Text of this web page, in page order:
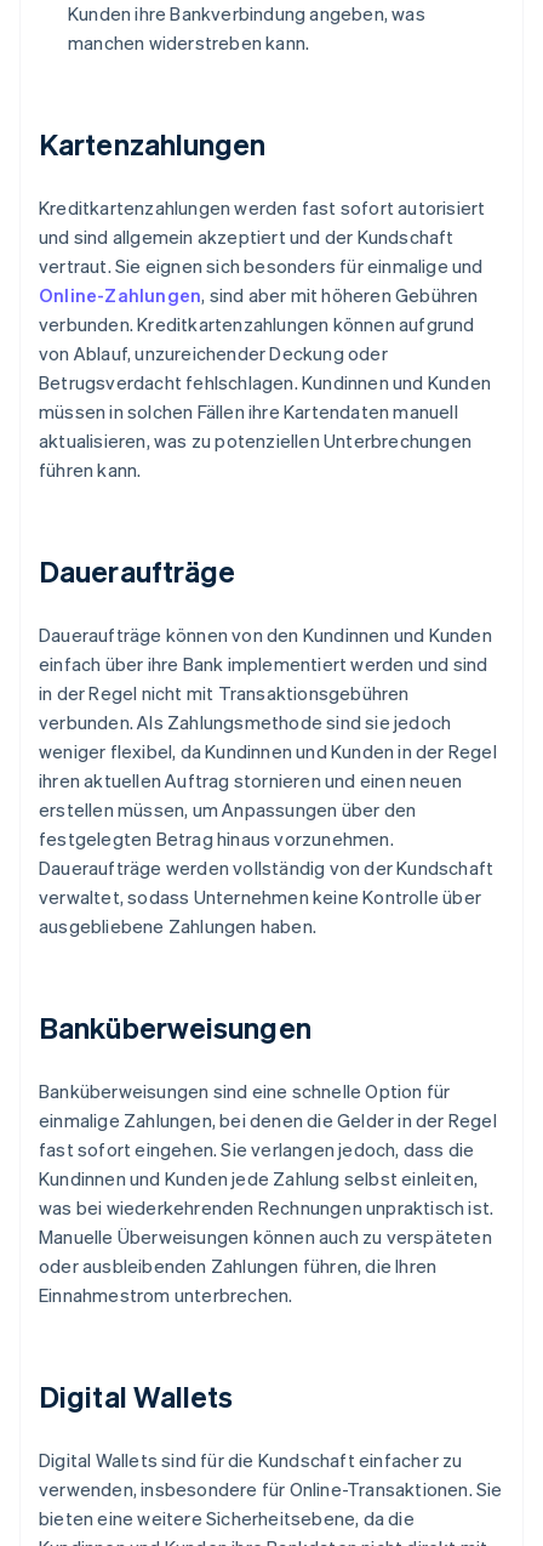
Kunden ihre Bankverbindung angeben, was
manchen widerstreben kann.
Kartenzahlungen
Kreditkartenzahlungen werden fast sofort autorisiert
und sind allgemein akzeptiert und der Kundschaft
vertraut. Sie eignen sich besonders für einmalige und
Online-Zahlungen, sind aber mit höheren Gebühren
verbunden. Kreditkartenzahlungen können aufgrund
von Ablauf, unzureichender Deckung oder
Betrugsverdacht fehlschlagen. Kundinnen und Kunden
müssen in solchen Fällen ihre Kartendaten manuell
aktualisieren, was zu potenziellen Unterbrechungen
führen kann.
Daueraufträge
Daueraufträge können von den Kundinnen und Kunden
einfach über ihre Bank implementiert werden und sind
in der Regel nicht mit Transaktionsgebühren
verbunden. Als Zahlungsmethode sind sie jedoch
weniger flexibel, da Kundinnen und Kunden in der Regel
ihren aktuellen Auftrag stornieren und einen neuen
erstellen müssen, um Anpassungen über den
festgelegten Betrag hinaus vorzunehmen.
Daueraufträge werden vollständig von der Kundschaft
verwaltet, sodass Unternehmen keine Kontrolle über
ausgebliebene Zahlungen haben.
Banküberweisungen
Banküberweisungen sind eine schnelle Option für
einmalige Zahlungen, bei denen die Gelder in der Regel
fast sofort eingehen. Sie verlangen jedoch, dass die
Kundinnen und Kunden jede Zahlung selbst einleiten,
was bei wiederkehrenden Rechnungen unpraktisch ist.
Manuelle Überweisungen können auch zu verspäteten
oder ausbleibenden Zahlungen führen, die Ihren
Einnahmestrom unterbrechen.
Digital Wallets
Digital Wallets sind für die Kundschaft einfacher zu
verwenden, insbesondere für Online-Transaktionen. Sie
bieten eine weitere Sicherheitsebene, da die